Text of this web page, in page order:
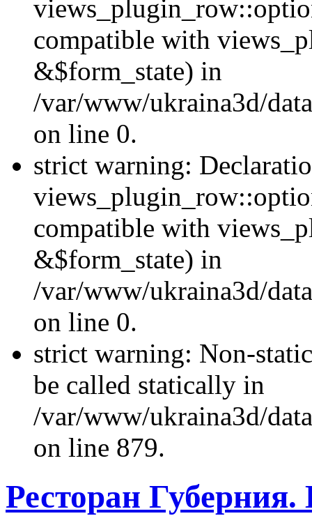
compatible with
&$form_state) in
/var/www/ukraina3d/
on line 0.
strict warning:
compatible with
&$form_state) in
/var/www/ukraina3d/
on line 0.
strict warning: Non-
be called statically in
/var/www/ukraina3d/
on line 879.
Ресторан